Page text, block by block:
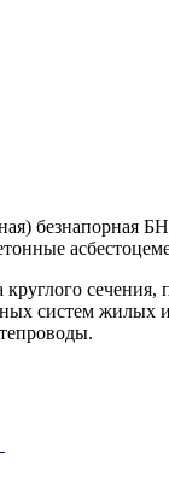
круглого
систем жилых